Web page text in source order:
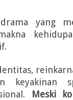
yang
keyakinan
Meski